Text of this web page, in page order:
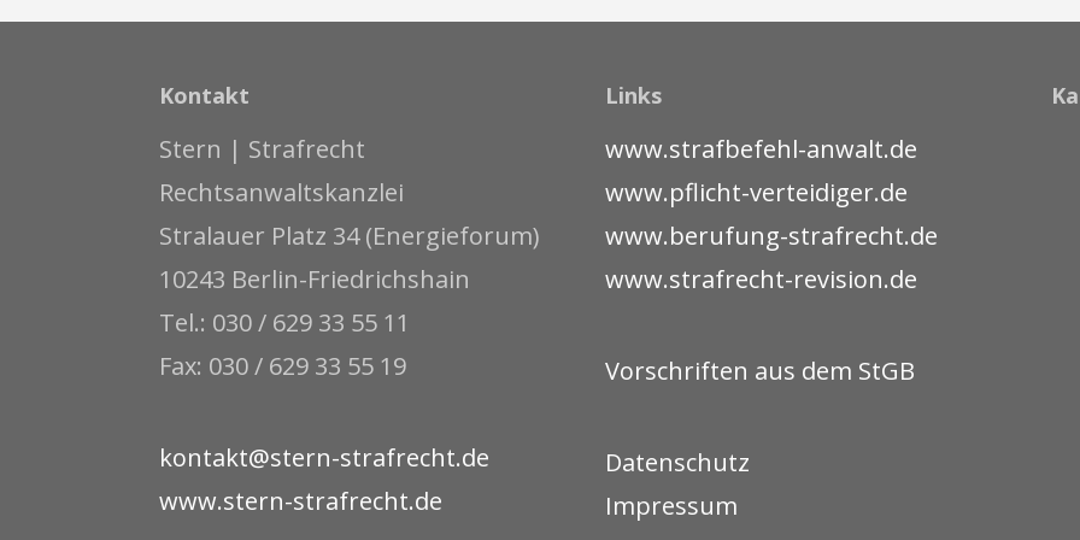
Kontakt
Stern | Strafrecht
Rechtsanwaltskanzlei
Stralauer Platz 34 (Energieforum)
10243 Berlin-Friedrichshain
Tel.: 030 / 629 33 55 11
Fax: 030 / 629 33 55 19
kontakt@stern-strafrecht.de
www.stern-strafrecht.de
Links
www.strafbefehl-anwalt.de
www.pflicht-verteidiger.de
www.berufung-strafrecht.de
www.strafrecht-revision.de
Vorschriften aus dem StGB
Datenschutz
Impressum